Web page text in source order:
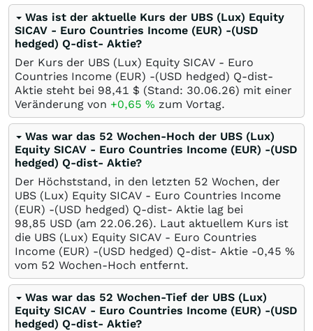
Was ist der aktuelle Kurs der UBS (Lux) Equity
SICAV - Euro Countries Income (EUR) -(USD
hedged) Q-dist- Aktie?
Der Kurs der UBS (Lux) Equity SICAV - Euro
Countries Income (EUR) -(USD hedged) Q-dist-
Aktie steht bei 98,41 $ (Stand: 30.06.26) mit einer
Veränderung von +0,65 % zum Vortag.
Was war das 52 Wochen-Hoch der UBS (Lux)
Equity SICAV - Euro Countries Income (EUR) -(USD
hedged) Q-dist- Aktie?
Der Höchststand, in den letzten 52 Wochen, der
UBS (Lux) Equity SICAV - Euro Countries Income
(EUR) -(USD hedged) Q-dist- Aktie lag bei
98,85 USD (am 22.06.26). Laut aktuellem Kurs ist
die UBS (Lux) Equity SICAV - Euro Countries
Income (EUR) -(USD hedged) Q-dist- Aktie -0,45 %
vom 52 Wochen-Hoch entfernt.
Was war das 52 Wochen-Tief der UBS (Lux)
Equity SICAV - Euro Countries Income (EUR) -(USD
hedged) Q-dist- Aktie?